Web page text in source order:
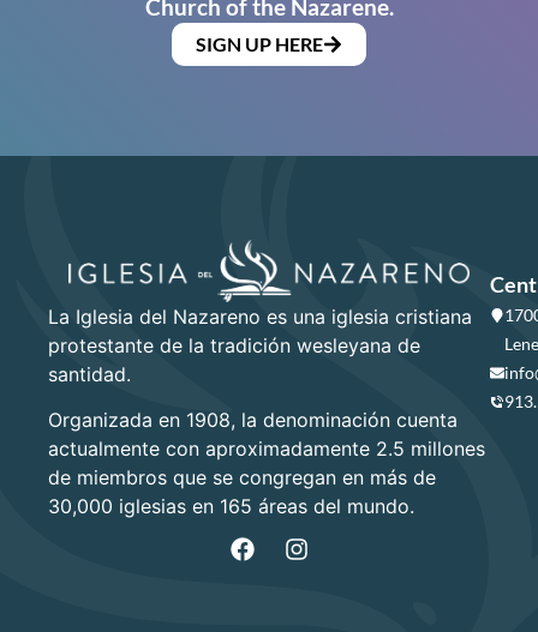
Church of the Nazarene.
SIGN UP HERE
La Iglesia del Nazareno es una iglesia cristiana
protestante de la tradición wesleyana de
santidad.
Organizada en 1908, la denominación cuenta
actualmente con aproximadamente 2.5 millones
de miembros que se congregan en más de
30,000 iglesias en 165 áreas del mundo.